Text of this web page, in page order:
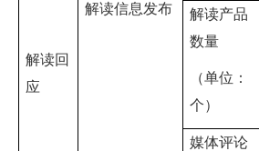
解读回
应
解读信息发布
解读产品
数量
（单位：
个）
媒体评论